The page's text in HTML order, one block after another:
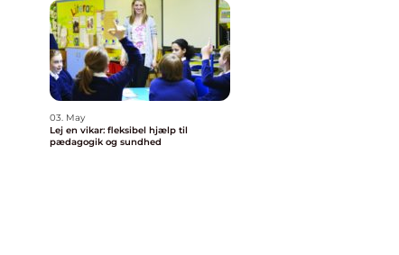
03. May
Lej en vikar: fleksibel hjælp til
pædagogik og sundhed